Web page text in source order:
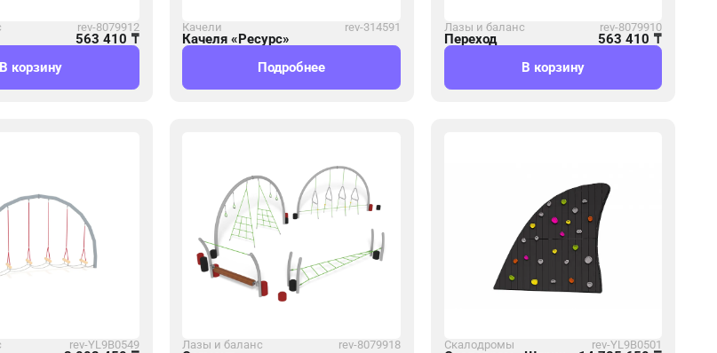
rev-8079912
563 410 ₸
В корзину
Качели rev-314591
Качеля «Ресурс»
Подробнее
Лазы и баланс rev-8079910
Переход 563 410 ₸
В корзину
rev-YL9B0549 Лазы и баланс rev-8079918 Скалодромы rev-YL9B0501